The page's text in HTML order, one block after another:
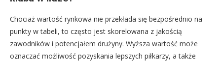
Chociaż wartość rynkowa nie przekłada się bezpośrednio na
punkty w tabeli, to często jest skorelowana z jakością
zawodników i potencjałem drużyny. Wyższa wartość może
oznaczać możliwość pozyskania lepszych piłkarzy, a także